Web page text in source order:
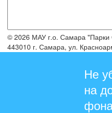
© 2026 МАУ г.о. Самара
443010 г. Самара, ул.
Не
на